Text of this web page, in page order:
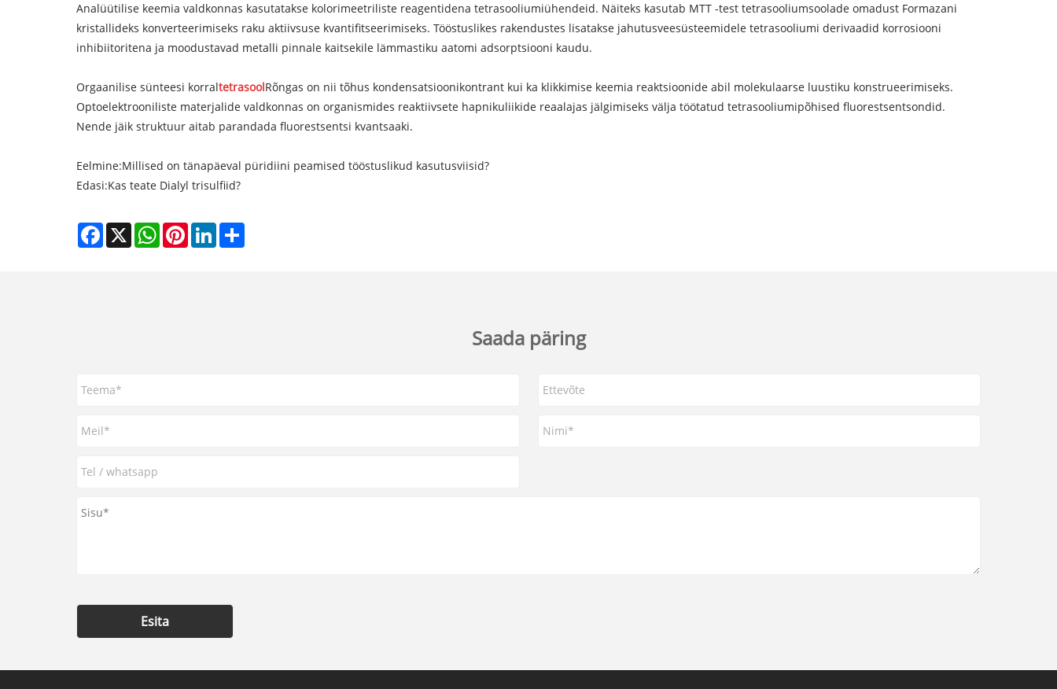
Analüütilise keemia valdkonnas kasutatakse kolorimeetriliste reagentidena tetrasooliumiühendeid. Näiteks kasutab MTT -test tetrasooliumsoolade omadust Formazani
kristallideks konverteerimiseks raku aktiivsuse kvantifitseerimiseks. Tööstuslikes rakendustes lisatakse jahutusveesüsteemidele tetrasooliumi derivaadid korrosiooni
inhibiitoritena ja moodustavad metalli pinnale kaitsekile lämmastiku aatomi adsorptsiooni kaudu.
Orgaanilise sünteesi korraltetrasoolRõngas on nii tõhus kondensatsioonikontrant kui ka klikkimise keemia reaktsioonide abil molekulaarse luustiku konstrueerimiseks.
Optoelektrooniliste materjalide valdkonnas on organismides reaktiivsete hapnikuliikide reaalajas jälgimiseks välja töötatud tetrasooliumipõhised fluorestsentsondid.
Nende jäik struktuur aitab parandada fluorestsentsi kvantsaaki.
Eelmine:Millised on tänapäeval püridiini peamised tööstuslikud kasutusviisid?
Edasi:Kas teate Dialyl trisulfiid?
Facebook
X WhatsAppPinterestLinkedIn
Saada päring
Esita